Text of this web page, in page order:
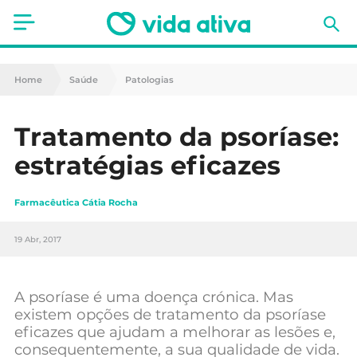
Saúde
Nutrição
Receitas
Animais de Estimação
Home Saúde Patologias
Tratamento da psoríase:
estratégias eficazes
Farmacêutica Cátia Rocha
19 Abr, 2017
A psoríase é uma doença crónica. Mas
existem opções de tratamento da psoríase
eficazes que ajudam a melhorar as lesões e,
consequentemente, a sua qualidade de vida.